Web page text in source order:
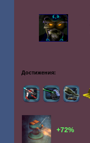
Достижения:
+72%